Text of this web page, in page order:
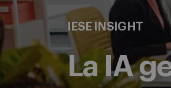
IESE INSIGHT
La IA